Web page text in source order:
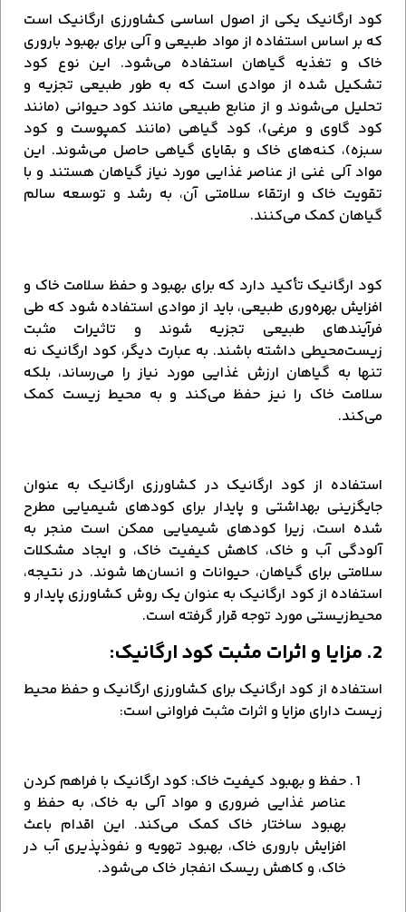
کود ارگانیک یکی از اصول اساسی کشاورزی ارگانیک است
که بر اساس استفاده از مواد طبیعی و آلی برای بهبود باروری
خاک و تغذیه گیاهان استفاده می‌شود. این نوع کود
تشکیل شده از موادی است که به طور طبیعی تجزیه و
تحلیل می‌شوند و از منابع طبیعی مانند کود حیوانی (مانند
کود گاوی و مرغی)، کود گیاهی (مانند کمپوست و کود
سبزه)، کنه‌های خاک و بقایای گیاهی حاصل می‌شوند. این
مواد آلی غنی از عناصر غذایی مورد نیاز گیاهان هستند و با
تقویت خاک و ارتقاء سلامتی آن، به رشد و توسعه سالم
گیاهان کمک می‌کنند.
کود ارگانیک تأکید دارد که برای بهبود و حفظ سلامت خاک و
افزایش بهره‌وری طبیعی، باید از موادی استفاده شود که طی
فرآیندهای طبیعی تجزیه شوند و تاثیرات مثبت
زیست‌محیطی داشته باشند. به عبارت دیگر، کود ارگانیک نه
تنها به گیاهان ارزش غذایی مورد نیاز را می‌رساند، بلکه
سلامت خاک را نیز حفظ می‌کند و به محیط زیست کمک
می‌کند.
استفاده از کود ارگانیک در کشاورزی ارگانیک به عنوان
جایگزینی بهداشتی و پایدار برای کودهای شیمیایی مطرح
شده است، زیرا کودهای شیمیایی ممکن است منجر به
آلودگی آب و خاک، کاهش کیفیت خاک، و ایجاد مشکلات
سلامتی برای گیاهان، حیوانات و انسان‌ها شوند. در نتیجه،
استفاده از کود ارگانیک به عنوان یک روش کشاورزی پایدار و
محیط‌زیستی مورد توجه قرار گرفته است.
2. مزایا و اثرات مثبت کود ارگانیک:
استفاده از کود ارگانیک برای کشاورزی ارگانیک و حفظ محیط
زیست دارای مزایا و اثرات مثبت فراوانی است:
حفظ و بهبود کیفیت خاک: کود ارگانیک با فراهم کردن
عناصر غذایی ضروری و مواد آلی به خاک، به حفظ و
بهبود ساختار خاک کمک می‌کند. این اقدام باعث
افزایش باروری خاک، بهبود تهویه و نفوذپذیری آب در
خاک، و کاهش ریسک انفجار خاک می‌شود.